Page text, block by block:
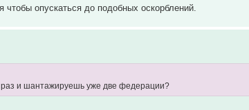
опускаться до подобных оскорблений.
раз и шантажируешь уже две федерации?